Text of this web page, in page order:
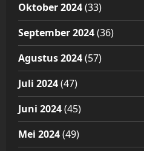
Oktober 2024(33)
September 2024(36)
Agustus 2024(57)
Juli 2024(47)
Juni 2024(45)
Mei 2024(49)